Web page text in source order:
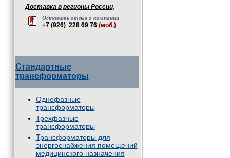
Доставка в регионы России,
Оставить отзыв о компании
+7 (926) 228 69 76 (моб.)
Стандартные
трансформаторы
Однофазные
трансформаторы
Трехфазные
трансформаторы
Трансформаторы для
энергоснабжения помещений
медицинского назначения